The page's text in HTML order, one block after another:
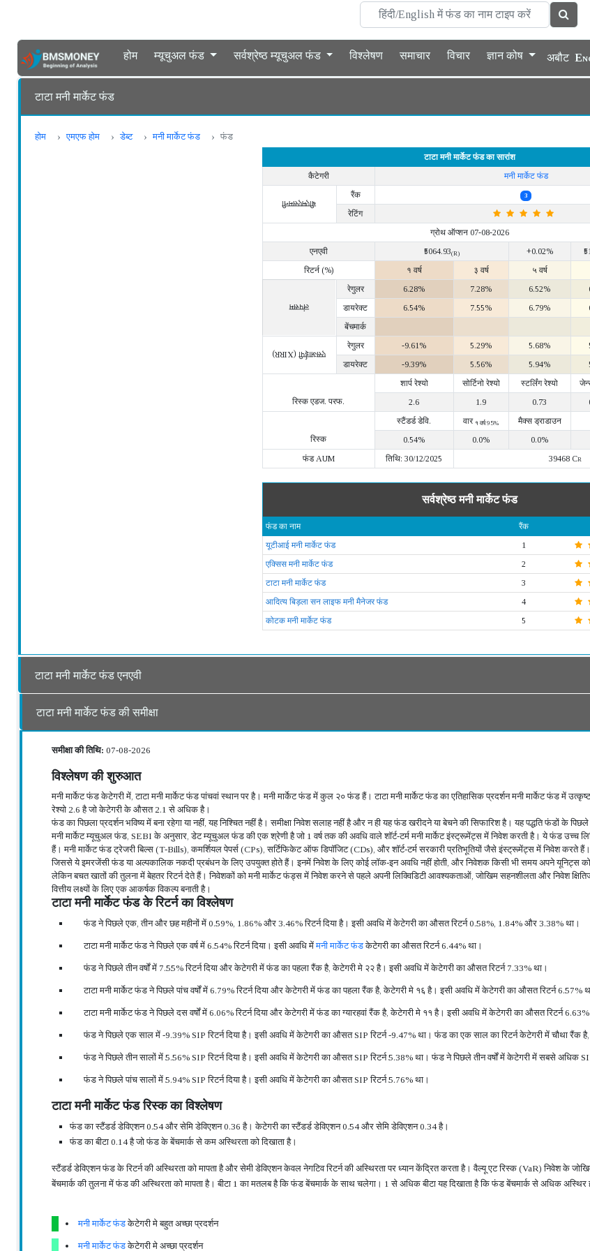
होम म्यूचुअल फंड सर्वश्रेष्ठ म्यूचुअल फंड विश्लेषण समाचार विचार ज्ञान कोष अबौट
टाटा मनी मार्केट फंड
होम एमएफ होम डेब्ट मनी मार्केट फंड फंड
टाटा मनी मार्केट फंड का सारांश
कैटेगरी
मनी मार्केट फंड
बीएमएसमनी
रैंक 3
रेटिंग
ग्रोथ ऑप्शन 07-08-2026
एनएवी
₹5064.93(R) +0.02%
रिटर्न (%)
१ वर्ष ३ वर्ष ५ वर्ष
लंपसम
रेगुलर 6.28% 7.28% 6.52%
डायरेक्ट
6.54% 7.55% 6.79%
बेंचमार्क
एसआईपी (XIRR)
रेगुलर -9.61% 5.29% 5.68%
डायरेक्ट
-9.39% 5.56% 5.94%
रिस्क एडज. परफ.
शार्प रेश्यो सोर्टिनो रेश्यो स्टर्लिंग रेश्यो
2.6
1.9 0.73
रिस्क
स्टैंडर्ड डेवि. वार १ वर्ष 95% मैक्स ड्राडाउन
0.54%
0.0% 0.0%
फंड AUM
तिथि: 30/12/2025 39468 Cr
सर्वश्रेष्ठ मनी मार्केट फंड
फंड का नाम रैंक
यूटीआई मनी मार्केट फंड
1
एक्सिस मनी मार्केट फंड
2
टाटा मनी मार्केट फंड
3
आदित्य बिड़ला सन लाइफ मनी मैनेजर फंड
4
कोटक मनी मार्केट फंड
5
टाटा मनी मार्केट फंड एनएवी
टाटा मनी मार्केट फंड की समीक्षा
समीक्षा की तिथि: 07-08-2026
विश्लेषण की शुरुआत
मनी मार्केट फंड केटेगरी में, टाटा मनी मार्केट फंड पांचवां स्थान पर है। मनी मार्केट फंड में कुल २० फंड हैं। टाटा मनी मार्केट फंड का एतिहासिक प्रदर्शन मनी मार्केट फंड
रेश्यो 2.6 है जो केटेगरी के औसत 2.1 से अधिक है।
फंड का पिछला प्रदर्शन भविष्य में बना रहेगा या नहीं, यह निश्चित नहीं है। समीक्षा निवेश सलाह नहीं है और न ही यह फंड खरीदने या बेचने की सिफारिश है। यह पद्धति फंडों के
मनी मार्केट म्यूचुअल फंड, SEBI के अनुसार, डेट म्यूचुअल फंड की एक श्रेणी है जो 1 वर्ष तक की अवधि वाले शॉर्ट-टर्म मनी मार्केट इंस्ट्रूमेंट्स में निवेश करती है। ये फंड उच्च
हैं। मनी मार्केट फंड ट्रेजरी बिल्स (T-Bills), कमर्शियल पेपर्स (CPs), सर्टिफिकेट ऑफ डिपॉजिट (CDs), और शॉर्ट-टर्म सरकारी प्रतिभूतियों जैसे इंस्ट्रूमेंट्स में निवेश करते
जिससे ये इमरजेंसी फंड या अल्पकालिक नकदी प्रबंधन के लिए उपयुक्त होते हैं। इनमें निवेश के लिए कोई लॉक-इन अवधि नहीं होती, और निवेशक किसी भी समय अपने यूनिट्स
लेकिन बचत खातों की तुलना में बेहतर रिटर्न देते हैं। निवेशकों को मनी मार्केट फंड्स में निवेश करने से पहले अपनी लिक्विडिटी आवश्यकताओं, जोखिम सहनशीलता और निवेश
वित्तीय लक्ष्यों के लिए एक आकर्षक विकल्प बनाती है।
टाटा मनी मार्केट फंड के रिटर्न का विश्लेषण
फंड ने पिछले एक, तीन और छह महीनों में 0.59%, 1.86% और 3.46% रिटर्न दिया है। इसी अवधि में केटेगरी का औसत रिटर्न 0.58%, 1.84% और 3.38% था।
टाटा मनी मार्केट फंड ने पिछले एक वर्ष में 6.54% रिटर्न दिया। इसी अवधि मेंमनी मार्केट फंडकेटेगरी का औसत रिटर्न 6.44% था।
फंड ने पिछले तीन वर्षों में 7.55% रिटर्न दिया और केटेगरी में फंड का पहला रैंक है, केटेगरी मे २२ है। इसी अवधि में केटेगरी का औसत रिटर्न 7.33% था।
टाटा मनी मार्केट फंड ने पिछले पांच वर्षों में 6.79% रिटर्न दिया और केटेगरी में फंड का पहला रैंक है, केटेगरी मे १६ है। इसी अवधि में केटेगरी का औसत रिटर्न 6.57%
टाटा मनी मार्केट फंड ने पिछले दस वर्षों में 6.06% रिटर्न दिया और केटेगरी में फंड का ग्यारहवां रैंक है, केटेगरी मे ११ है। इसी अवधि में केटेगरी का औसत रिटर्न
फंड ने पिछले एक साल में -9.39% SIP रिटर्न दिया है। इसी अवधि में केटेगरी का औसत SIP रिटर्न -9.47% था। फंड का एक साल का रिटर्न केटेगरी में चौथा रैंक
फंड ने पिछले तीन सालों में 5.56% SIP रिटर्न दिया है। इसी अवधि में केटेगरी का औसत SIP रिटर्न 5.38% था। फंड ने पिछले तीन वर्षों में केटेगरी में सबसे अधिक SIP
फंड ने पिछले पांच सालों में 5.94% SIP रिटर्न दिया है। इसी अवधि में केटेगरी का औसत SIP रिटर्न 5.76% था।
टाटा मनी मार्केट फंड रिस्क का विश्लेषण
फंड का स्टैंडर्ड डेविएशन 0.54 और सेमि डेविएशन 0.36 है। केटेगरी का स्टैंडर्ड डेविएशन 0.54 और सेमि डेविएशन 0.34 है।
फंड का बीटा 0.14 है जो फंड के बेंचमार्क से कम अस्थिरता को दिखाता है।
स्टैंडर्ड डेविएशन फंड के रिटर्न की अस्थिरता को मापता है और सेमी डेविएशन केवल नेगटिव रिटर्न की अस्थिरता पर ध्यान केंद्रित करता है। वैल्यू एट रिस्क (VaR) निवेश के
बेंचमार्क की तुलना में फंड की अस्थिरता को मापता है। बीटा 1 का मतलब है कि फंड बेंचमार्क के साथ चलेगा। 1 से अधिक बीटा यह दिखाता है कि फंड बेंचमार्क से अधिक अस्थिर
मनी मार्केट फंडकेटेगरी मे बहुत अच्छा प्रदर्शन
मनी मार्केट फंडकेटेगरी मे अच्छा प्रदर्शन